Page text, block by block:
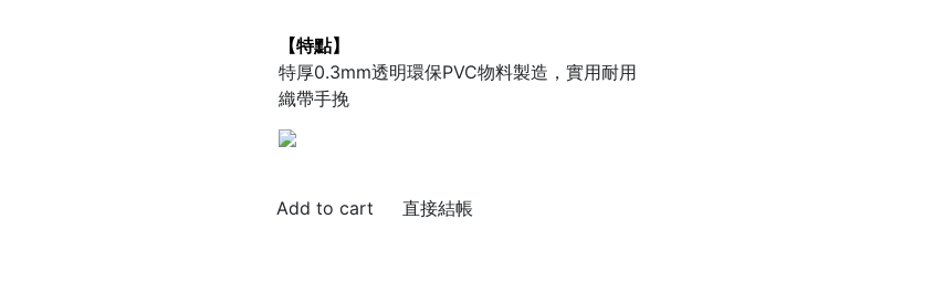
【特點】
特厚0.3mm透明環保PVC物料製造，實用耐用
織帶手挽
直接結帳